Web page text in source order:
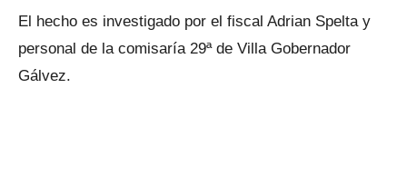
El hecho es investigado por el fiscal Adrian Spelta y
personal de la comisaría 29ª de Villa Gobernador
Gálvez.